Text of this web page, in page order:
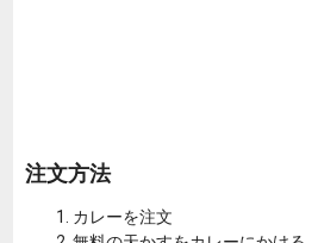
注文方法
カレーを注文